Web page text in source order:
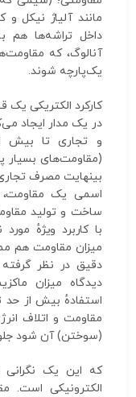
مانند آلیاژ نیکل
داخل تراشه‌ها هم
آنالوگ، که
یک‌پارچه شوند.
کارکرد الکتریکی یک
در یک مدار ایجاد
و تجاری تا بیش
(مقاومت‌های بسیار
بینهایت مصرف تجاری
اسمی یک مقاومت،
ساخت و تولید
با کاربرد ویژهٔ
میزان مقاومت هم
دقیق در نظر
دیدگاه میزان
استفادهٔ بیش از
مقاومت و اتلاف
(سوختن) آن شود
که این یک نگرانی
الکترونیکی است.